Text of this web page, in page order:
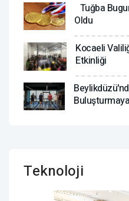
Tuğba
Oldu
Kocaeli
Etkinliği
Teknoloji